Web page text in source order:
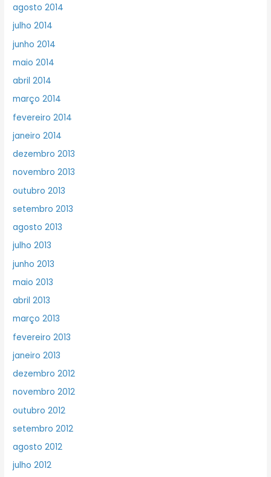
agosto 2014
julho 2014
junho 2014
maio 2014
abril 2014
março 2014
fevereiro 2014
janeiro 2014
dezembro 2013
novembro 2013
outubro 2013
setembro 2013
agosto 2013
julho 2013
junho 2013
maio 2013
abril 2013
março 2013
fevereiro 2013
janeiro 2013
dezembro 2012
novembro 2012
outubro 2012
setembro 2012
agosto 2012
julho 2012